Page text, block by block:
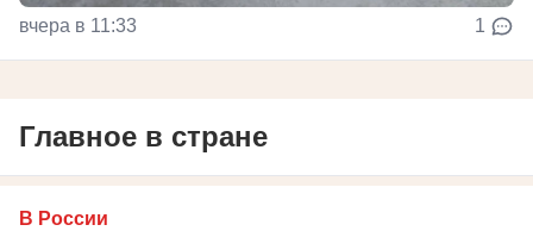
вчера в 11:33 1
Главное в стране
В России